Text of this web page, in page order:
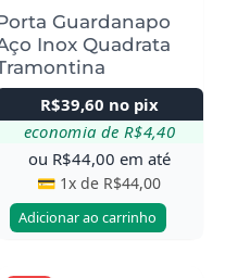
Guardanapo
Inox Quadrata
R$39,60 no pix
economia de R$4,40
ou R$44,00 em até
💳 1x de R$44,00
Adicionar ao carrinho